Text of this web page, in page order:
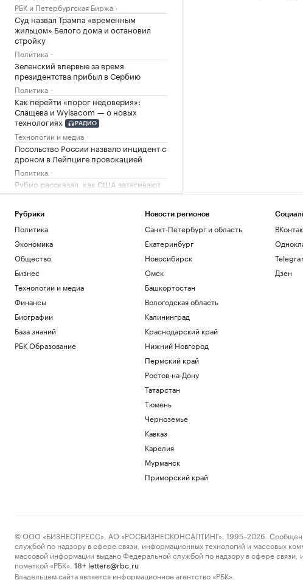
РБК и Петербургская Биржа
Суд назвал Трампа «временным
жильцом» Белого дома и остановил
стройку
Политика
Зеленский впервые за время
президентства прибыл в Сербию
Политика
Как перейти «порог недоверия»:
Слащева и Wylsacom — о новых
технологиях
РАДИО
Технологии и медиа
Посольство России назвало инцидент с
дроном в Лейпциге провокацией
Политика
Рубио рассказал, как США затягивают
«петлю» вокруг Кубы
Рубрики
Политика
Экономика
Общество
Бизнес
Технологии и медиа
Финансы
Биографии
База знаний
РБК Образование
Новости регионов
Санкт-Петербург и область
Екатеринбург
Новосибирск
Омск
Башкортостан
Вологодская область
Калининград
Краснодарский край
Нижний Новгород
Пермский край
Ростов-на-Дону
Татарстан
Тюмень
Черноземье
Кавказ
Карелия
Мурманск
Приморский край
Дзен
© ООО «БИЗНЕСПРЕСС», АО «РОСБИЗНЕСКОНСАЛТИНГ», 1995–2026. Сообщения и
службой по надзору в сфере связи, информационных технологий и массовых
массовой информации выдано Федеральной службой по надзору в сфере
пометкой «РБК».
18+ letters@rbc.ru
Владельцем сайта является информационное агентство «РБК».